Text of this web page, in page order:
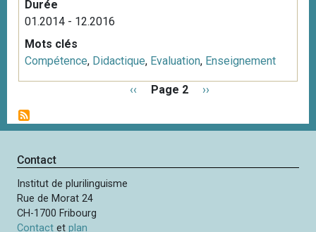
Durée
01.2014 - 12.2016
Mots clés
Compétence, Didactique, Evaluation, Enseignement
g
i
a
t
i
o
n
P
g
‹‹ Page 2
P
g
››
Contact
Institut de plurilinguisme
Rue de Morat 24
CH-1700 Fribourg
Contact etplan